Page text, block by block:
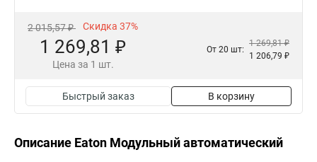
2 015,57 ₽ Скидка 37%
1 269,81 ₽
Цена за 1 шт.
От 20 шт:
1 269,81 ₽
1 206,79 ₽
Быстрый заказ В корзину
Описание Eaton Модульный автоматический